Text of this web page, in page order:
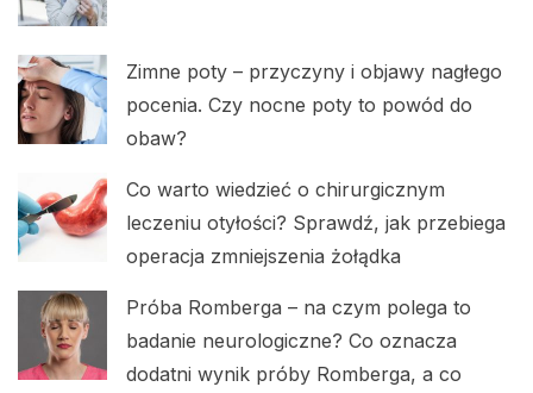
Zimne poty – przyczyny i objawy nagłego
pocenia. Czy nocne poty to powód do
obaw?
Co warto wiedzieć o chirurgicznym
leczeniu otyłości? Sprawdź, jak przebiega
operacja zmniejszenia żołądka
Próba Romberga – na czym polega to
badanie neurologiczne? Co oznacza
dodatni wynik próby Romberga, a co